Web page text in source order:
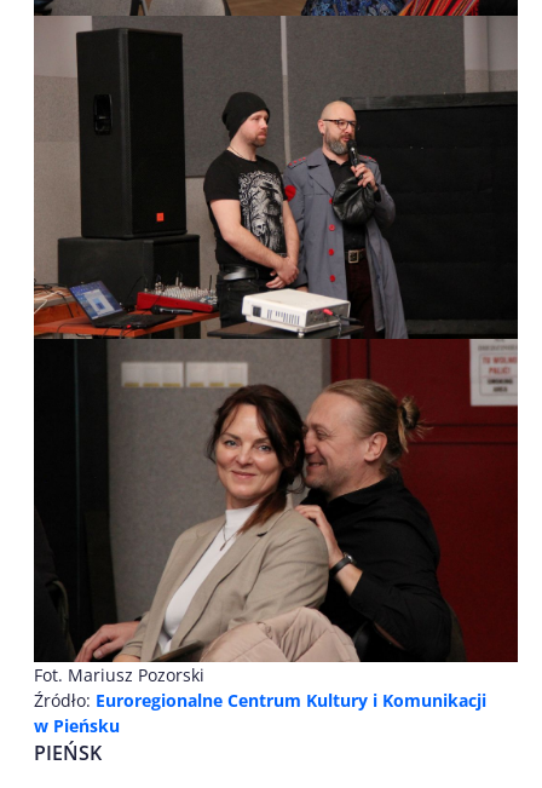
Fot. Mariusz Pozorski
Źródło: Euroregionalne Centrum Kultury i Komunikacji
w Pieńsku
PIEŃSK